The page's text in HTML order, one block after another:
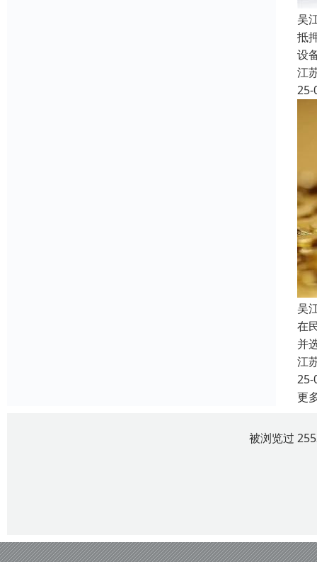
吴
抵
设
江
25-
吴
在
并
江
25-
更
被浏览过